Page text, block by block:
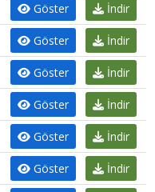
Göster İndir
Göster İndir
Göster İndir
Göster İndir
Göster İndir
Göster İndir